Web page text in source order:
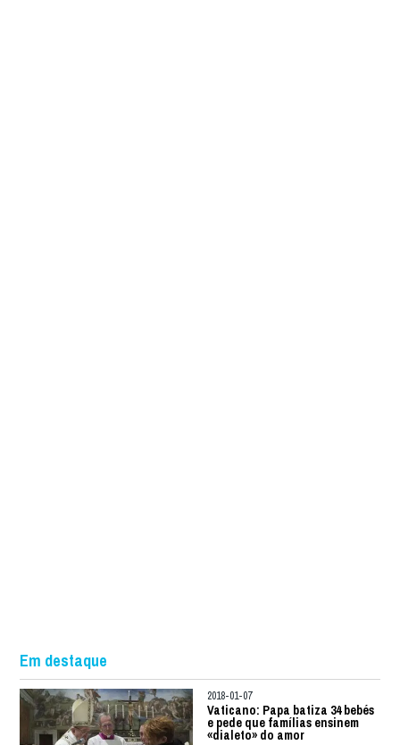
Em destaque
2018-01-07
Vaticano: Papa batiza 34 bebés
e pede que famílias ensinem
«dialeto» do amor